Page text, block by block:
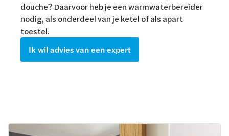
douche? Daarvoor heb je een warmwaterbereider
nodig, als onderdeel van je ketel of als apart
toestel.
Ik wil advies van een expert